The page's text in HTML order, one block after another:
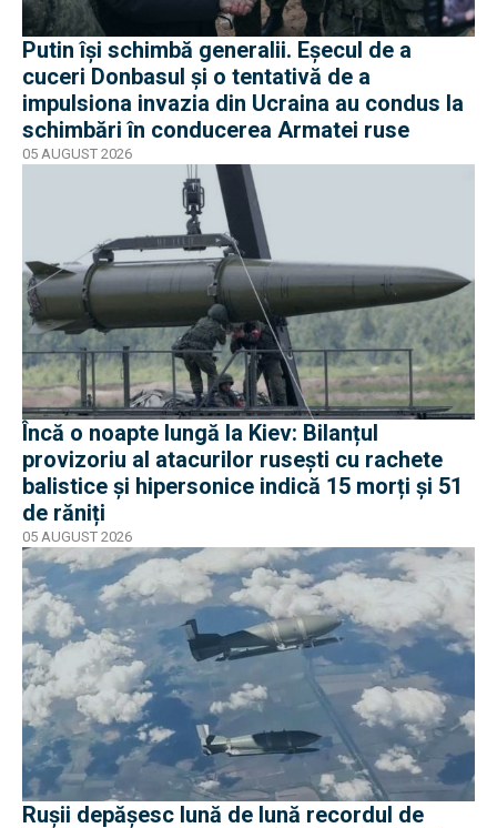
Putin își schimbă generalii. Eșecul de a
cuceri Donbasul și o tentativă de a
impulsiona invazia din Ucraina au condus la
schimbări în conducerea Armatei ruse
05 AUGUST 2026
Încă o noapte lungă la Kiev: Bilanțul
provizoriu al atacurilor rusești cu rachete
balistice și hipersonice indică 15 morți și 51
de răniți
05 AUGUST 2026
Rușii depășesc lună de lună recordul de